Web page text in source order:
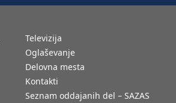
Televizija
Oglaševanje
Delovna mesta
Kontakti
Seznam oddajanih del – SAZAS